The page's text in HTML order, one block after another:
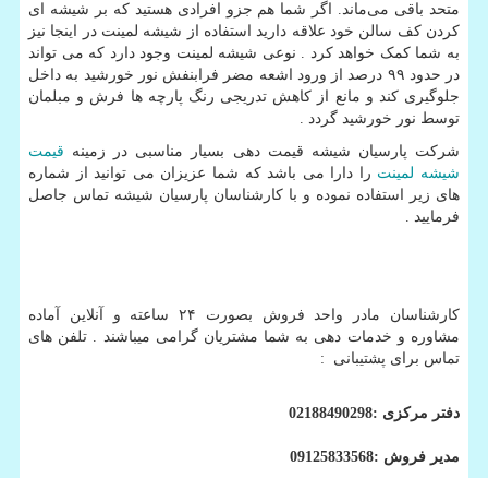
متحد باقی می‌ماند. اگر شما هم جزو افرادی هستید که بر شیشه ای
کردن کف سالن خود علاقه دارید استفاده از شیشه لمینت در اینجا نیز
به شما کمک خواهد کرد . نوعی شیشه لمینت وجود دارد که می تواند
در حدود ۹۹ درصد از ورود اشعه مضر فرابنفش نور خورشید به داخل
جلوگیری کند و مانع از کاهش تدریجی رنگ پارچه ها فرش و مبلمان
توسط نور خورشید گردد .
شرکت پارسیان شیشه قیمت دهی بسیار مناسبی در زمینه قیمت
شیشه لمینت را دارا می باشد که شما عزیزان می توانید از شماره
های زیر استفاده نموده و با کارشناسان پارسیان شیشه تماس جاصل
فرمایید .
کارشناسان مادر واحد فروش بصورت ۲۴ساعته و آنلاین آماده
مشاوره و خدمات دهی به شما مشتریان گرامی میباشند . تلفن های
تماس برای پشتیبانی :
دفتر مرکزی :02188490298
مدیر فروش :09125833568